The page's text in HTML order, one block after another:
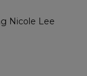
Nicole Lee